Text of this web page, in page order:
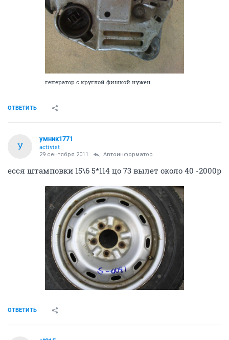
генератор с круглой фишкой нужен
ОТВЕТИТЬ
У
умник1771
activist
29 сентября 2011 Автоинформатор
есся штамповки 15\6 5*114 цо 73 вылет около 40 -2000р
ОТВЕТИТЬ